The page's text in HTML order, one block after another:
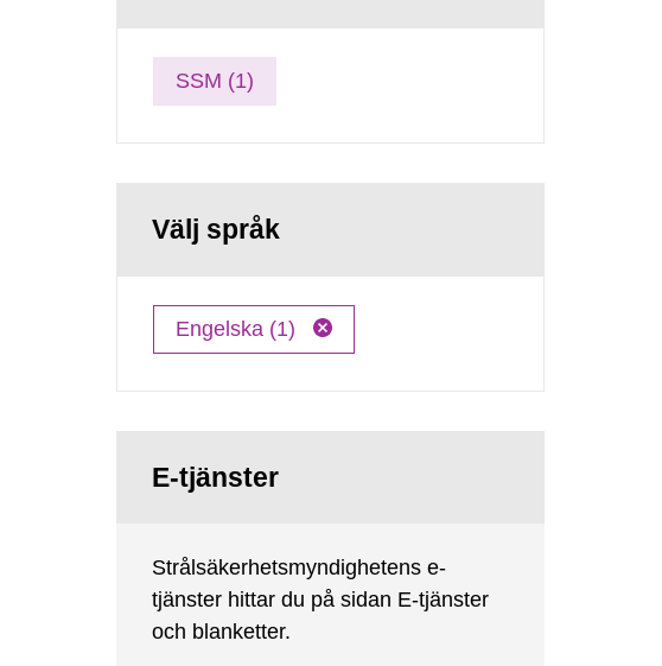
SSM (1)
Välj språk
Engelska (1)
E-tjänster
Strålsäkerhetsmyndighetens e-
tjänster hittar du på sidan E-tjänster
och blanketter.